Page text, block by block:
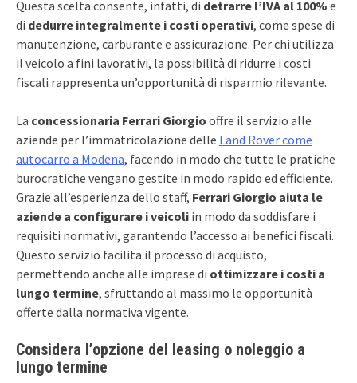
Questa scelta consente, infatti, di detrarre l’IVA al 100% e
di dedurre integralmente i costi operativi, come spese di
manutenzione, carburante e assicurazione. Per chi utilizza
il veicolo a fini lavorativi, la possibilità di ridurre i costi
fiscali rappresenta un’opportunità di risparmio rilevante.
La concessionaria Ferrari Giorgio offre il servizio alle
aziende per l’immatricolazione delle Land Rover come
autocarro a Modena, facendo in modo che tutte le pratiche
burocratiche vengano gestite in modo rapido ed efficiente.
Grazie all’esperienza dello staff, Ferrari Giorgio aiuta le
aziende a configurare i veicoli in modo da soddisfare i
requisiti normativi, garantendo l’accesso ai benefici fiscali.
Questo servizio facilita il processo di acquisto,
permettendo anche alle imprese di ottimizzare i costi a
lungo termine, sfruttando al massimo le opportunità
offerte dalla normativa vigente.
Considera l’opzione del leasing o noleggio a
lungo termine